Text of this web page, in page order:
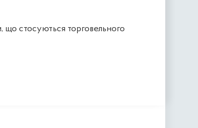
що стосуються торговельного